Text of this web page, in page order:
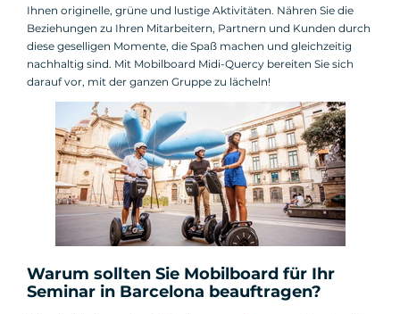
Ihnen originelle, grüne und lustige Aktivitäten. Nähren Sie die
Beziehungen zu Ihren Mitarbeitern, Partnern und Kunden durch
diese geselligen Momente, die Spaß machen und gleichzeitig
nachhaltig sind. Mit Mobilboard Midi-Quercy bereiten Sie sich
darauf vor, mit der ganzen Gruppe zu lächeln!
Warum sollten Sie Mobilboard für Ihr
Seminar in Barcelona beauftragen?